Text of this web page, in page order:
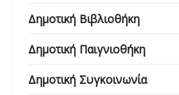
Δημοτική Βιβλιοθήκη
Δημοτική Παιγνιοθήκη
Δημοτική Συγκοινωνία